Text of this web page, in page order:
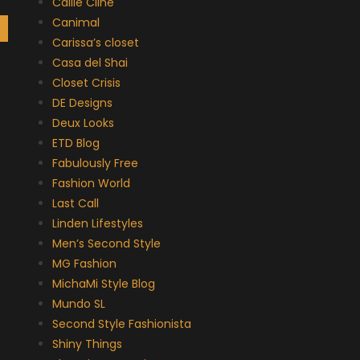
Canimal
Carissa’s closet
Casa del Shai
Closet Crisis
DE Designs
Deux Looks
ETD Blog
Fabulously Free
Fashion World
Last Call
Linden Lifestyles
Men’s Second Style
MG Fashion
MichaMi Style Blog
Mundo SL
Second Style Fashionista
Shiny Things